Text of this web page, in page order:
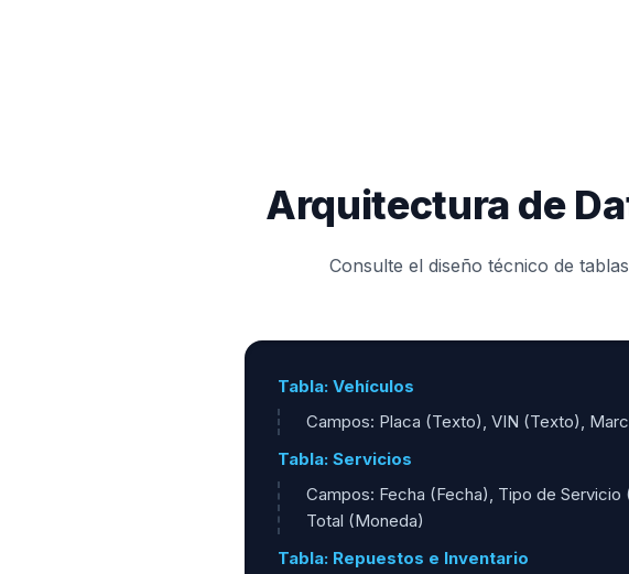
Arquitectura de
Consulte el diseño técnico de
Tabla: Vehículos
Campos: Placa (Texto), VIN (Texto),
Tabla: Servicios
Campos: Fecha (Fecha), Tipo de
Total (Moneda)
Tabla: Repuestos e Inventario